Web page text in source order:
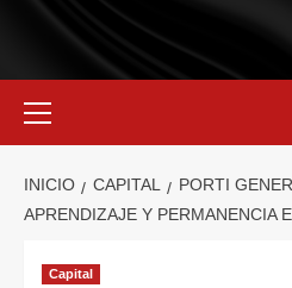
INICIO CAPITAL
PORTI
APRENDIZAJE Y PERMANENCIA
Capital